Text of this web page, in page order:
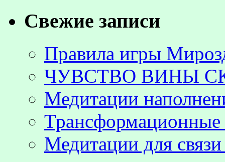
Свежие записи
Правила игры
ЧУВСТВО ВИНЫ
Медитации
Трансформационные
Медитации для